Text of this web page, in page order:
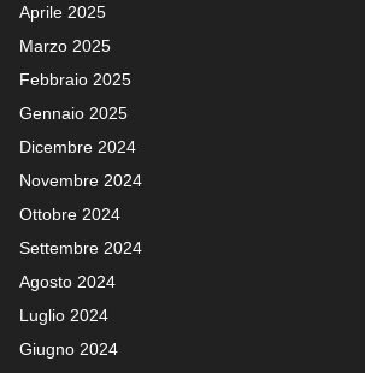
Aprile 2025
Marzo 2025
Febbraio 2025
Gennaio 2025
Dicembre 2024
Novembre 2024
Ottobre 2024
Settembre 2024
Agosto 2024
Luglio 2024
Giugno 2024